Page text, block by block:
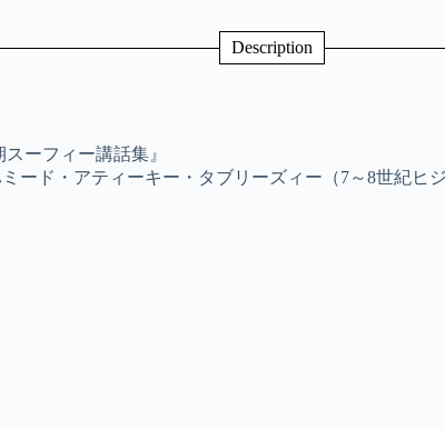
Description
ーフィー講話集』
ード・アティーキー・タブリーズィー（7～8世紀ヒジ